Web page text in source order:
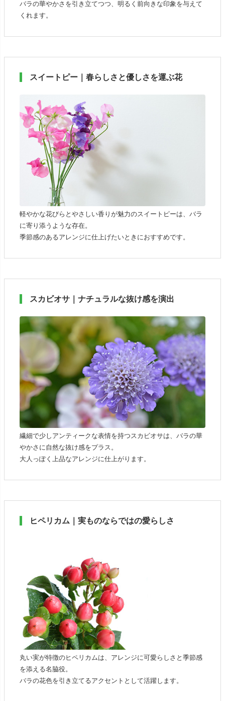
バラの華やかさを引き立てつつ、明るく前向きな印象を与えて
くれます。
スイートピー｜春らしさと優しさを運ぶ花
軽やかな花びらとやさしい香りが魅力のスイートピーは、バラ
に寄り添うような存在。
季節感のあるアレンジに仕上げたいときにおすすめです。
スカビオサ｜ナチュラルな抜け感を演出
繊細で少しアンティークな表情を持つスカビオサは、バラの華
やかさに自然な抜け感をプラス。
大人っぽく上品なアレンジに仕上がります。
ヒペリカム｜実ものならではの愛らしさ
丸い実が特徴のヒペリカムは、アレンジに可愛らしさと季節感
を添える名脇役。
バラの花色を引き立てるアクセントとして活躍します。